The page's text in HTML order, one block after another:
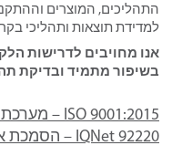
התהליכים, המוצרים
למדידת תוצאות ותהליכי
אנו מחויבים לדרישות
בשיפור מתמיד ובדיקת
ISO 9001:2015 – מערכת ניהול איכות
IQNet 92220 – הסמכת איכות